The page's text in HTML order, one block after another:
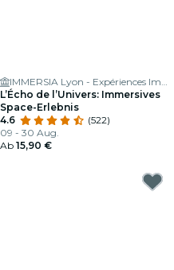
IMMERSIA Lyon - Expériences Immersives en Réalité Virtuelle
L’Écho de l’Univers: Immersives
Space-Erlebnis
4.6
(522)
09 - 30 Aug.
Ab 15,90 €